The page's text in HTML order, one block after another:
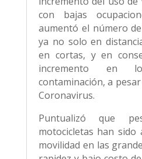
con bajas
aumentó el número
ya no solo en
en cortas, y en
incremento en
contaminación, a
Coronavirus.
Puntualizó que
motocicletas han
movilidad en las